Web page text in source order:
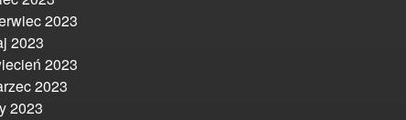
2023
2023
2023
2023
2023